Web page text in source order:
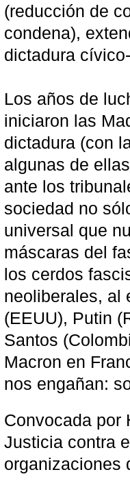
(reducción de
condena),
dictadura
Los años de
iniciaron las
dictadura (con
algunas de
ante los
sociedad no
universal que
máscaras del
los cerdos
neoliberales, al
(EEUU), Putin
Santos
Macron en
nos engañan:
Convocada por
Justicia contra
organizaciones